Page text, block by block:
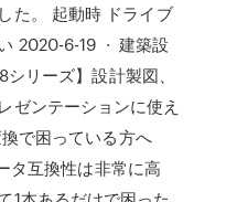
た。 起動時 ドライブ
2020-6-19 · 建築設
リーズ】設計製図、
ゼンテーションに使え
で困っている方へ
タ互換性は非常に高